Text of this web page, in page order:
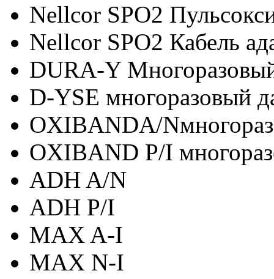
Nellcor SPO2
Nellcor SPO2 Кабель
DURA-Y
D-YSE многоразовый
OXIBANDA/
OXIBAND P/I
ADH A/N
ADH P/I
MAX A-I
MAX N-I